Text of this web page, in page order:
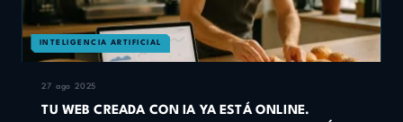
INTELIGENCIA ARTIFICIAL
27 ago 2025
TU WEB CREADA CON IA YA ESTÁ ONLINE.